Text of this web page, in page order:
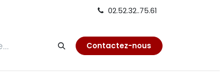
02.52.32..75.61
Contactez-nous